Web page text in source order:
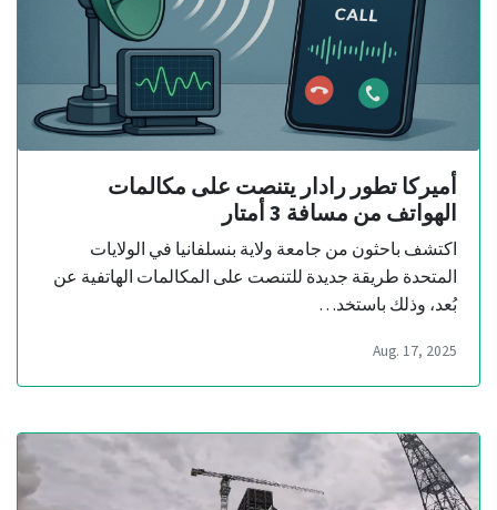
أميركا تطور رادار يتنصت على مكالمات
الهواتف من مسافة 3 أمتار
اكتشف باحثون من جامعة ولاية بنسلفانيا في الولايات
المتحدة طريقة جديدة للتنصت على المكالمات الهاتفية عن
بُعد، وذلك باستخد…
Aug. 17, 2025